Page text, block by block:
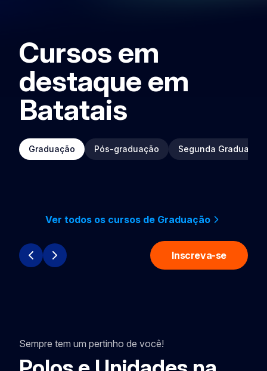
Cursos em
destaque em
Batatais
Graduação Pós-graduação Segunda Graduação
Ver todos os cursos de Graduação
Inscreva-se
Sempre tem um pertinho de você!